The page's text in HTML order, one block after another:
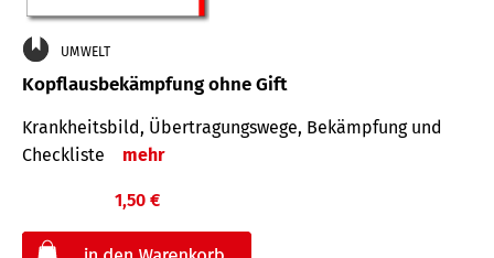
UMWELT
Kopflausbekämpfung ohne Gift
Krankheits­bild, Übertra­gungs­wege, Bekämpfung und
Check­liste
mehr
1,50 €